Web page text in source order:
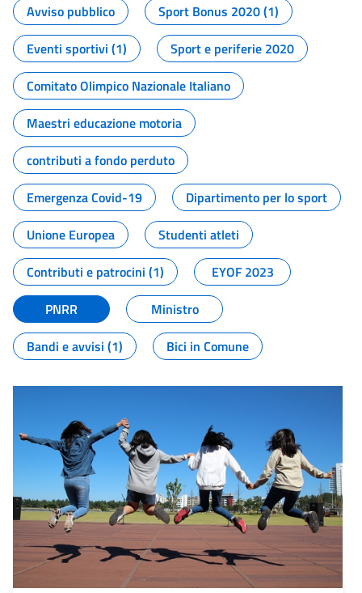
Avviso pubblico
Sport Bonus 2020 (1)
Eventi sportivi (1)
Sport e periferie 2020
Comitato Olimpico Nazionale Italiano
Maestri educazione motoria
contributi a fondo perduto
Emergenza Covid-19
Dipartimento per lo sport
Unione Europea
Studenti atleti
Contributi e patrocini (1)
EYOF 2023
PNRR
Ministro
Bandi e avvisi (1)
Bici in Comune